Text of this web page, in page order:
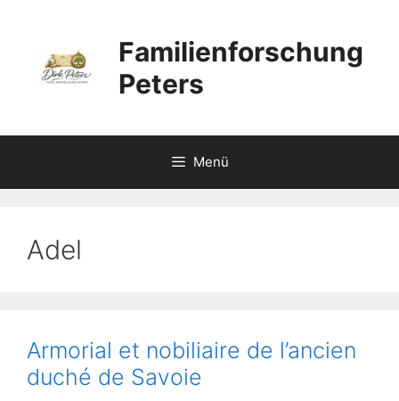
springen
Familienforschung
Peters
Menü
Adel
Armorial et nobiliaire de l’ancien
duché de Savoie